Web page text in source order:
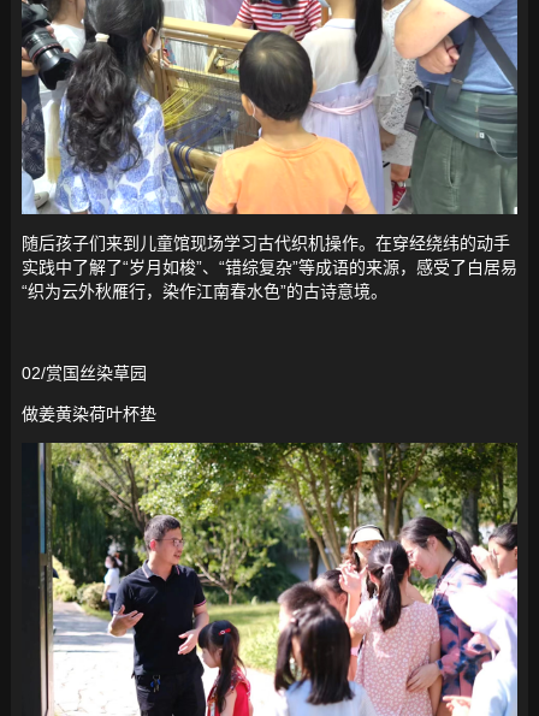
随后孩子们来到儿童馆现场学习古代织机操作。在穿经绕纬的动手
实践中了解了“岁月如梭”、“错综复杂”等成语的来源，感受了白居易
“织为云外秋雁行，染作江南春水色”的古诗意境。
02/赏国丝染草园
做姜黄染荷叶杯垫